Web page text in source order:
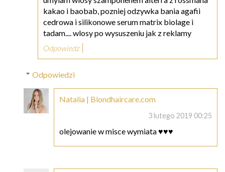
kakao i baobab, pozniej odzywka bania agafii
cedrowa i silikonowe serum matrix biolage i
tadam.... wlosy po wysuszeniu jak z reklamy
Odpowiedz
Odpowiedzi
Natalia | Blondhaircare.com
3 lutego 2019 00:25
olejowanie w misce wymiata ♥♥♥